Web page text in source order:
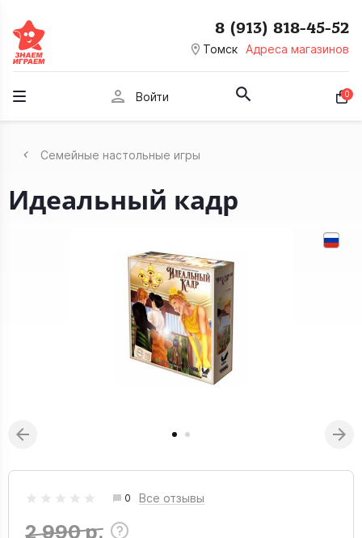
room Томск Адреса магазинов
8 (913) 818-45-52
person Войти 0
Семейные настольные игры
Идеальный кадр
0 Все отзывы
2 990 р.